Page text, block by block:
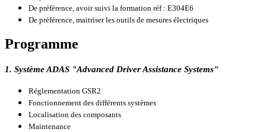
De préférence, avoir suivi la formation réf : E304E6
De préférence, maitriser les outils de mesures électriques
Programme
1. Système ADAS "Advanced Driver Assistance Systems"
Réglementation GSR2
Fonctionnement des différents systèmes
Localisation des composants
Maintenance